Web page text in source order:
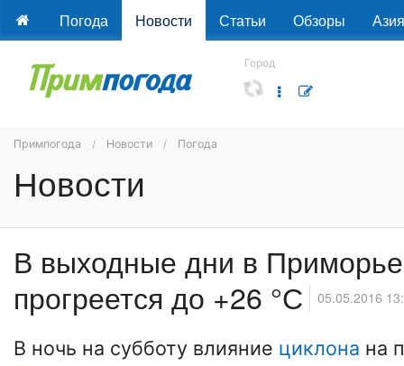
Погода Новости Статьи Обзоры Азия
Город
Примпогода Новости Погода
Новости
В выходные дни в
прогреется до +26 °С
05.05.2016
В ночь на субботу влияние циклона на